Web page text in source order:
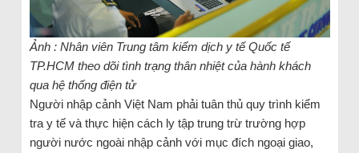
Ảnh : Nhân viên Trung tâm kiểm dịch y tế Quốc tế
TP.HCM theo dõi tình trạng thân nhiệt của hành khách
qua hệ thống điện tử
Người nhập cảnh Việt Nam phải tuân thủ quy trình kiểm
tra y tế và thực hiện cách ly tập trung trừ trường hợp
người nước ngoài nhập cảnh với mục đích ngoại giao,